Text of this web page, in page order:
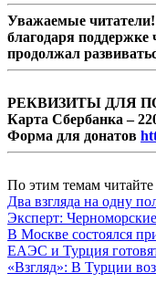
Уважаемые
благодаря
продолжал
РЕКВИЗИТЫ ДЛЯ
Карта Сбербанка –
Форма для донатов
По этим темам читайте
Два взгляда на одну
Эксперт:
В Москве состоялся
ЕАЭС и Турция
«Взгляд»: В Турции